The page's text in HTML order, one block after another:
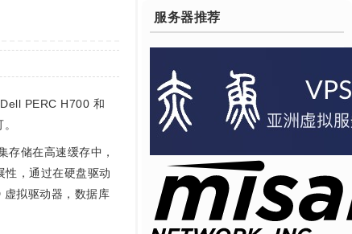
PERC H700 和
储在高速缓存中，
性，通过在硬盘驱动
拟驱动器，数据库
服务器推荐